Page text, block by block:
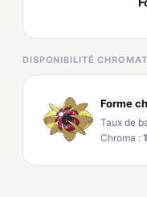
DISPONIBILITÉ
Forme
Taux de
Chroma :